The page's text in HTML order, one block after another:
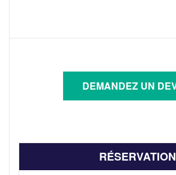
RÉSERVATION